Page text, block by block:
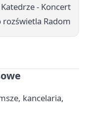
- Koncert
rozświetla Radom
kancelaria,